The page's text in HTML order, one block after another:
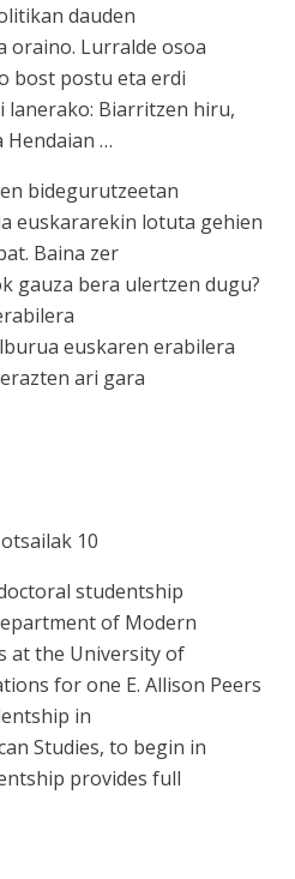
dauden
oraino. Lurralde osoa
bost postu eta erdi
lanerako: Biarritzen hiru,
Hendaian …
bidegurutzeetan
euskararekin lotuta gehien
Baina zer
gauza bera ulertzen dugu?
euskaren erabilera
ari gara
10
studentship
of Modern
at the University of
for one E. Allison Peers
in
Studies, to begin in
provides full